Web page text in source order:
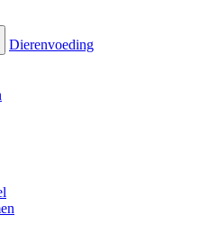
Dierenvoeding